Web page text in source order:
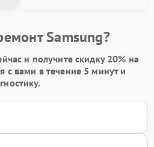
Samsung?
и получите скидку 20% на
с вами в течение 5 минут и